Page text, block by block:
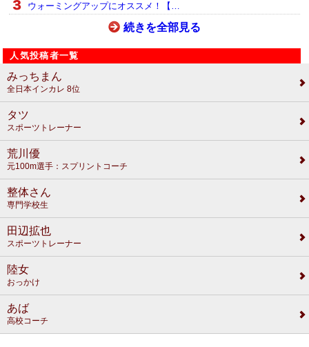
ウォーミングアップにオススメ！【…
続きを全部見る
人気投稿者一覧
みっちまん
全日本インカレ 8位
タツ
スポーツトレーナー
荒川優
元100m選手：スプリントコーチ
整体さん
専門学校生
田辺拡也
スポーツトレーナー
陸女
おっかけ
あば
高校コーチ